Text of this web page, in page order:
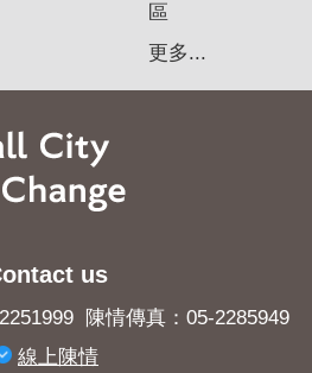
區
更多...
us
陳情傳真：05-2285949
線上陳情